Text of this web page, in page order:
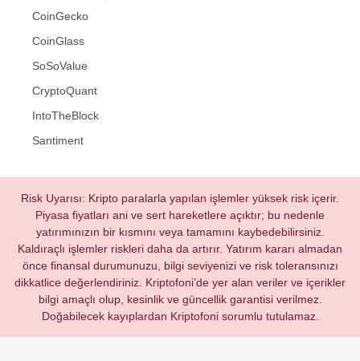
CoinGecko
CoinGlass
SoSoValue
CryptoQuant
IntoTheBlock
Santiment
Risk Uyarısı: Kripto paralarla yapılan işlemler yüksek risk içerir.
Piyasa fiyatları ani ve sert hareketlere açıktır; bu nedenle
yatırımınızın bir kısmını veya tamamını kaybedebilirsiniz.
Kaldıraçlı işlemler riskleri daha da artırır. Yatırım kararı almadan
önce finansal durumunuzu, bilgi seviyenizi ve risk toleransınızı
dikkatlice değerlendiriniz. Kriptofoni’de yer alan veriler ve içerikler
bilgi amaçlı olup, kesinlik ve güncellik garantisi verilmez.
Doğabilecek kayıplardan Kriptofoni sorumlu tutulamaz.